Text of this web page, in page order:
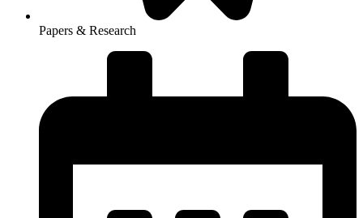
Papers & Research